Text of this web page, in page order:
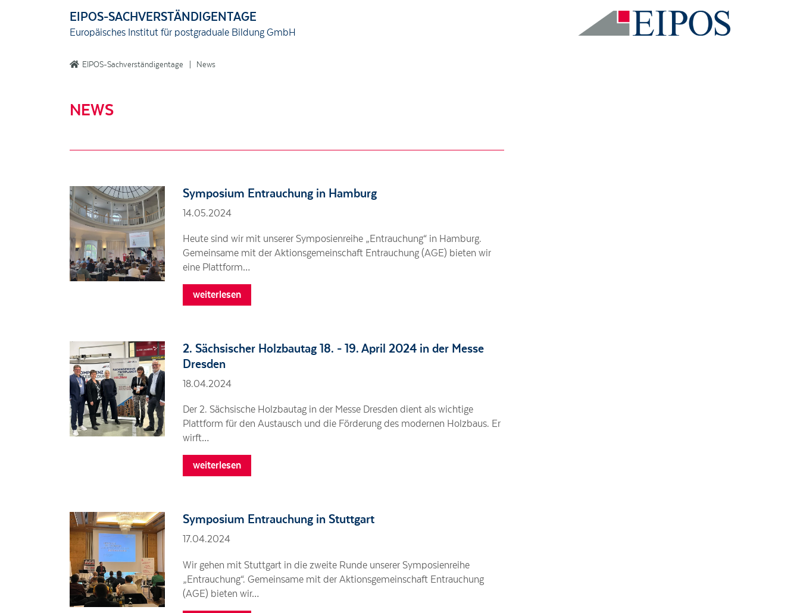
EIPOS-SACHVERSTÄNDIGENTAGE
Europäisches Institut für postgraduale Bildung GmbH
EIPOS-Sachverständigentage News
NEWS
Symposium Entrauchung in Hamburg
14.05.2024
Heute sind wir mit unserer Symposienreihe „Entrauchung“ in Hamburg.
Gemeinsame mit der Aktionsgemeinschaft Entrauchung (AGE) bieten wir
eine Plattform…
weiterlesen
2. Sächsischer Holzbautag 18. - 19. April 2024 in der Messe
Dresden
18.04.2024
Der 2. Sächsische Holzbautag in der Messe Dresden dient als wichtige
Plattform für den Austausch und die Förderung des modernen Holzbaus. Er
wirft…
weiterlesen
Symposium Entrauchung in Stuttgart
17.04.2024
Wir gehen mit Stuttgart in die zweite Runde unserer Symposienreihe
„Entrauchung“. Gemeinsame mit der Aktionsgemeinschaft Entrauchung
(AGE) bieten wir…